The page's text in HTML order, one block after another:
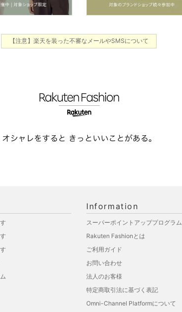
【注意】楽天を装った不審なメールやSMSについて
Information
スーパーポイントアッププログラム
Rakuten Fashionとは
ご利用ガイド
お問い合わせ
法人のお客様
特定商取引法に基づく表記
Omni-Channel Platformについて